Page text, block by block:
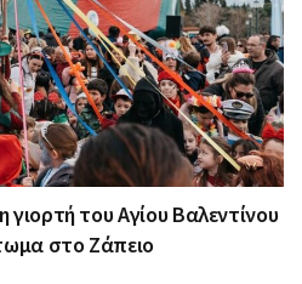
γιορτή του Αγίου Βαλεντίνου
στο Ζάπειο